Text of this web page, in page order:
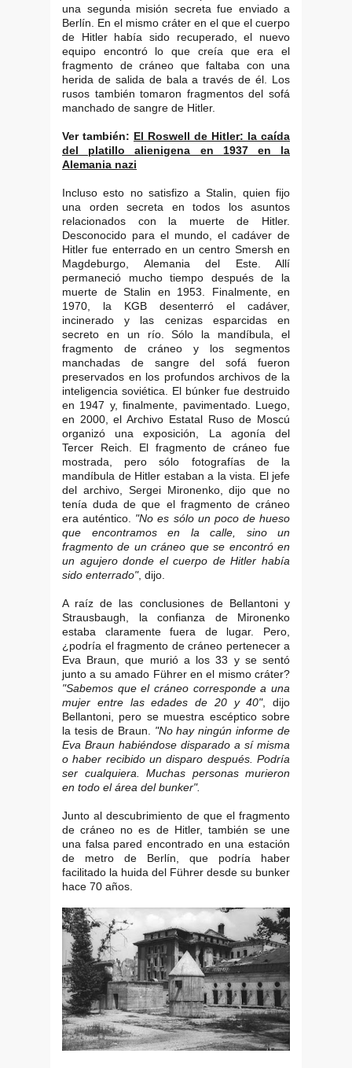
una segunda misión secreta fue enviado a
Berlín. En el mismo cráter en el que el cuerpo
de Hitler había sido recuperado, el nuevo
equipo encontró lo que creía que era el
fragmento de cráneo que faltaba con una
herida de salida de bala a través de él. Los
rusos también tomaron fragmentos del sofá
manchado de sangre de Hitler.
Ver también: El Roswell de Hitler: la caída
del platillo alienigena en 1937 en la
Alemania nazi
Incluso esto no satisfizo a Stalin, quien fijo
una orden secreta en todos los asuntos
relacionados con la muerte de Hitler.
Desconocido para el mundo, el cadáver de
Hitler fue enterrado en un centro Smersh en
Magdeburgo, Alemania del Este. Allí
permaneció mucho tiempo después de la
muerte de Stalin en 1953. Finalmente, en
1970, la KGB desenterró el cadáver,
incinerado y las cenizas esparcidas en
secreto en un río. Sólo la mandíbula, el
fragmento de cráneo y los segmentos
manchadas de sangre del sofá fueron
preservados en los profundos archivos de la
inteligencia soviética. El búnker fue destruido
en 1947 y, finalmente, pavimentado. Luego,
en 2000, el Archivo Estatal Ruso de Moscú
organizó una exposición, La agonía del
Tercer Reich. El fragmento de cráneo fue
mostrada, pero sólo fotografías de la
mandíbula de Hitler estaban a la vista. El jefe
del archivo, Sergei Mironenko, dijo que no
tenía duda de que el fragmento de cráneo
era auténtico. "No es sólo un poco de hueso
que encontramos en la calle, sino un
fragmento de un cráneo que se encontró en
un agujero donde el cuerpo de Hitler había
sido enterrado", dijo.
A raíz de las conclusiones de Bellantoni y
Strausbaugh, la confianza de Mironenko
estaba claramente fuera de lugar. Pero,
¿podría el fragmento de cráneo pertenecer a
Eva Braun, que murió a los 33 y se sentó
junto a su amado Führer en el mismo cráter?
"Sabemos que el cráneo corresponde a una
mujer entre las edades de 20 y 40", dijo
Bellantoni, pero se muestra escéptico sobre
la tesis de Braun. "No hay ningún informe de
Eva Braun habiéndose disparado a sí misma
o haber recibido un disparo después. Podría
ser cualquiera. Muchas personas murieron
en todo el área del bunker".
Junto al descubrimiento de que el fragmento
de cráneo no es de Hitler, también se une
una falsa pared encontrado en una estación
de metro de Berlín, que podría haber
facilitado la huida del Führer desde su bunker
hace 70 años.